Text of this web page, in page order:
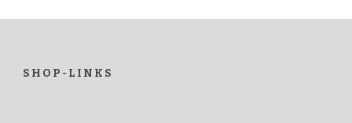
SHOP-LINKS